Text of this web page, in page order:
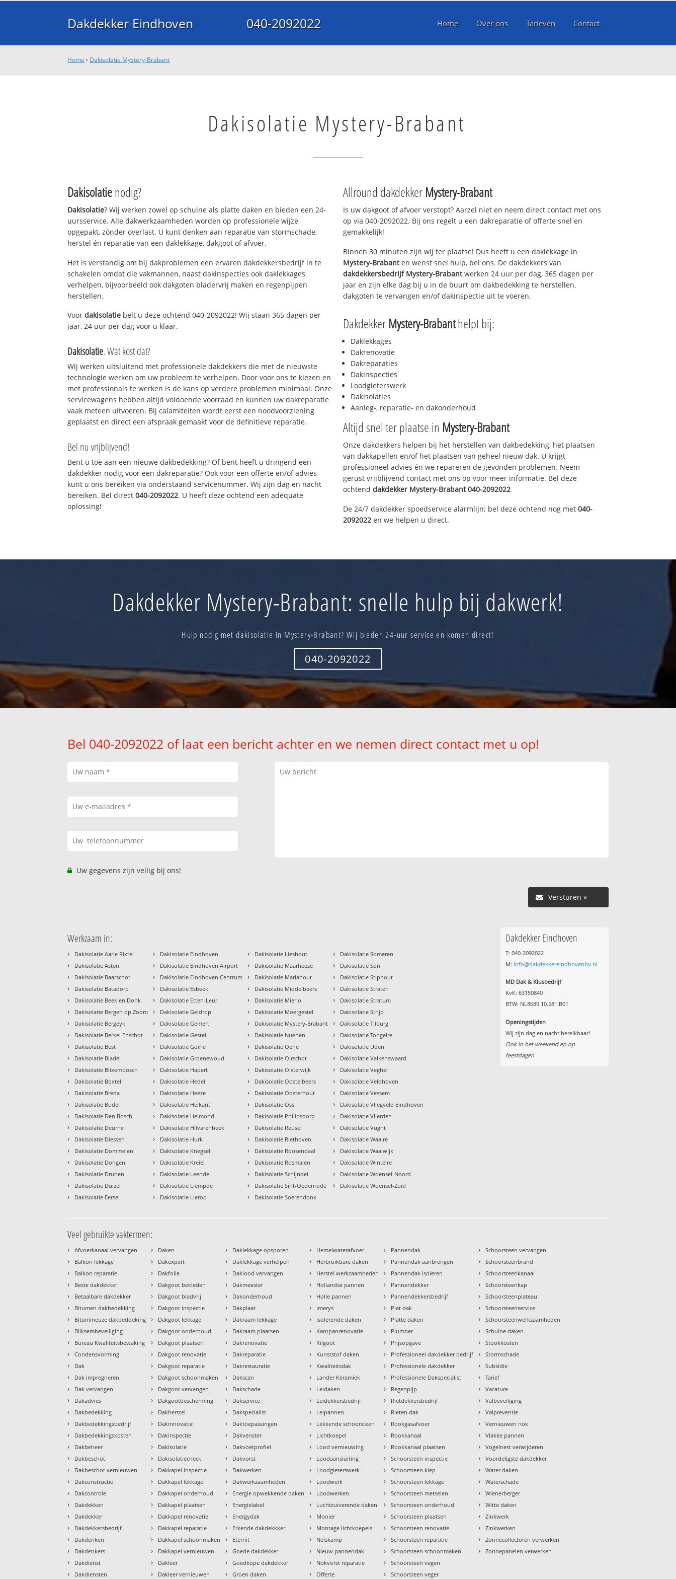
Dakdekker Eindhoven 040-2092022 Home Over ons Tarieven Contact
Home › Dakisolatie Mystery-Brabant
Dakisolatie Mystery-Brabant
Dakisolatienodig?
Dakisolatie? Wij werken zowel op schuine als platte daken en bieden een 24-
uursservice. Alle dakwerkzaamheden worden op professionele wijze
opgepakt, zónder overlast. U kunt denken aan reparatie van stormschade,
herstel én reparatie van een daklekkage, dakgoot of afvoer.
Het is verstandig om bij dakproblemen een ervaren dakdekkersbedrijf in te
schakelen omdat die vakmannen, naast dakinspecties ook daklekkages
verhelpen, bijvoorbeeld ook dakgoten bladervrij maken en regenpijpen
herstellen.
Voordakisolatie belt u deze ochtend 040-2092022! Wij staan 365 dagen per
jaar, 24 uur per dag voor u klaar.
Dakisolatie. Wat kost dat?
Wij werken uitsluitend met professionele dakdekkers die met de nieuwste
technologie werken om uw probleem te verhelpen. Door voor ons te kiezen en
met professionals te werken is de kans op verdere problemen minimaal. Onze
servicewagens hebben altijd voldoende voorraad en kunnen uw dakreparatie
vaak meteen uitvoeren. Bij calamiteiten wordt eerst een noodvoorziening
geplaatst en direct een afspraak gemaakt voor de definitieve reparatie.
Bel nu vrijblijvend!
Bent u toe aan een nieuwe dakbedekking? Of bent heeft u dringend een
dakdekker nodig voor een dakreparatie? Ook voor een offerte en/of advies
kunt u ons bereiken via onderstaand servicenummer. Wij zijn dag en nacht
bereiken. Bel direct040-2092022. U heeft deze ochtend een adequate
oplossing!
Allround dakdekker Mystery-Brabant
Is uw dakgoot of afvoer verstopt? Aarzel niet en neem direct contact met ons
op via 040-2092022. Bij ons regelt u een dakreparatie of offerte snel en
gemakkelijk!
Binnen 30 minuten zijn wij ter plaatse! Dus heeft u een daklekkage in
Mystery-Brabanten wenst snel hulp, bel ons. De dakdekkers van
dakdekkersbedrijf Mystery-Brabant werken 24 uur per dag, 365 dagen per
jaar en zijn elke dag bij u in de buurt om dakbedekking te herstellen,
dakgoten te vervangen en/of dakinspectie uit te voeren.
Dakdekker Mystery-Brabanthelpt bij:
Daklekkages
Dakrenovatie
Dakreparaties
Dakinspecties
Loodgieterswerk
Dakisolaties
Aanleg-, reparatie- en dakonderhoud
Altijd snel ter plaatse in Mystery-Brabant
Onze dakdekkers helpen bij het herstellen van dakbedekking, het plaatsen
van dakkapellen en/of het plaatsen van geheel nieuw dak. U krijgt
professioneel advies én we repareren de gevonden problemen. Neem
gerust vrijblijvend contact met ons op voor meer informatie. Bel deze
ochtend dakdekker Mystery-Brabant040-2092022
De 24/7 dakdekker spoedservice alarmlijn; bel deze ochtend nog met 040-
2092022 en we helpen u direct.
Dakdekker Mystery-Brabant: snelle hulp bij dakwerk!
Hulp nodig met dakisolatie in Mystery-Brabant? Wij bieden 24-uur service en komen direct!
040-2092022
Bel 040-2092022 of laat een bericht achter en we nemen direct contact met u op!
Uw gegevens zijn veilig bij ons!
Versturen »
Werkzaam in:
› Dakisolatie Aarle Rixtel
› Dakisolatie Asten
› Dakisolatie Baarschot
› Dakisolatie Batadorp
› Dakisolatie Beek en Donk
› Dakisolatie Bergen op Zoom
› Dakisolatie Bergeyk
› Dakisolatie Berkel Enschot
› Dakisolatie Best
› Dakisolatie Bladel
› Dakisolatie Blixembosch
› Dakisolatie Boxtel
› Dakisolatie Breda
› Dakisolatie Budel
› Dakisolatie Den Bosch
› Dakisolatie Deurne
› Dakisolatie Diessen
› Dakisolatie Dommelen
› Dakisolatie Dongen
› Dakisolatie Drunen
› Dakisolatie Duizel
› Dakisolatie Eersel
› Dakisolatie Eindhoven
› Dakisolatie Eindhoven Airport
› Dakisolatie Eindhoven Centrum
› Dakisolatie Esbeek
› Dakisolatie Etten-Leur
› Dakisolatie Geldrop
› Dakisolatie Gemert
› Dakisolatie Gestel
› Dakisolatie Goirle
› Dakisolatie Groenewoud
› Dakisolatie Hapert
› Dakisolatie Hedel
› Dakisolatie Heeze
› Dakisolatie Heikant
› Dakisolatie Helmond
› Dakisolatie Hilvarenbeek
› Dakisolatie Hurk
› Dakisolatie Knegsel
› Dakisolatie Kreiel
› Dakisolatie Leende
› Dakisolatie Liempde
› Dakisolatie Lierop
› Dakisolatie Lieshout
› Dakisolatie Maarheeze
› Dakisolatie Mariahout
› Dakisolatie Middelbeers
› Dakisolatie Mierlo
› Dakisolatie Moergestel
› Dakisolatie Mystery-Brabant
› Dakisolatie Nuenen
› Dakisolatie Oerle
› Dakisolatie Oirschot
› Dakisolatie Oisterwijk
› Dakisolatie Oostelbeers
› Dakisolatie Oosterhout
› Dakisolatie Oss
› Dakisolatie Philipsdorp
› Dakisolatie Reusel
› Dakisolatie Riethoven
› Dakisolatie Roosendaal
› Dakisolatie Rosmalen
› Dakisolatie Schijndel
› Dakisolatie Sint-Oedenrode
› Dakisolatie Soerendonk
› Dakisolatie Someren
› Dakisolatie Son
› Dakisolatie Stiphout
› Dakisolatie Straten
› Dakisolatie Stratum
› Dakisolatie Strijp
› Dakisolatie Tilburg
› Dakisolatie Tongelre
› Dakisolatie Uden
› Dakisolatie Valkenswaard
› Dakisolatie Veghel
› Dakisolatie Veldhoven
› Dakisolatie Vessem
› Dakisolatie Vliegveld Eindhoven
› Dakisolatie Vlierden
› Dakisolatie Vught
› Dakisolatie Waalre
› Dakisolatie Waalwijk
› Dakisolatie Wintelre
› Dakisolatie Woensel-Noord
› Dakisolatie Woensel-Zuid
Dakdekker Eindhoven
T: 040-2092022
M: info@dakdekkereindhovenbv.nl
MD Dak & Klusbedrijf
KvK: 63150840
BTW: NL8689.10.581.B01
Openingstijden
Wij zijn dag en nacht bereikbaar!
Ook in het weekend en op
feestdagen
Veel gebruikte vaktermen:
› Afvoerkanaal vervangen
› Balkon lekkage
› Balkon reparatie
› Beste dakdekker
› Betaalbare dakdekker
› Bitumen dakbedekking
› Bitumineuze dakbeddeking
› Bliksembeveiliging
› Bureau Kwaliteitsbewaking
› Condensvorming
› Dak
› Dak impregneren
› Dak vervangen
› Dakadvies
› Dakbedekking
› Dakbedekkingsbedrijf
› Dakbedekkingskosten
› Dakbeheer
› Dakbeschot
› Dakbeschot vernieuwen
› Dakconstructie
› Dakcontrole
› Dakdekken
› Dakdekker
› Dakdekkersbedrijf
› Dakdenken
› Dakdenkers
› Dakdienst
› Dakdiensten
› Daken
› Dakexpert
› Dakfolie
› Dakgoot bekleden
› Dakgoot bladvrij
› Dakgoot inspectie
› Dakgoot lekkage
› Dakgoot onderhoud
› Dakgoot plaatsen
› Dakgoot renovatie
› Dakgoot reparatie
› Dakgoot schoonmaken
› Dakgoot vervangen
› Dakgootbescherming
› Dakherstel
› Dakinnovatie
› Dakinspectie
› Dakisolatie
› Dakisolatiecheck
› Dakkapel inspectie
› Dakkapel lekkage
› Dakkapel onderhoud
› Dakkapel plaatsen
› Dakkapel renovatie
› Dakkapel reparatie
› Dakkapel schoonmaken
› Dakkapel vernieuwen
› Dakleer
› Dakleer vernieuwen
› Daklekkage opsporen
› Daklekkage verhelpen
› Daklood vervangen
› Dakmeester
› Dakonderhoud
› Dakplaat
› Dakraam lekkage
› Dakraam plaatsen
› Dakrenovatie
› Dakreparatie
› Dakrestauratie
› Dakscan
› Dakschade
› Dakservice
› Dakspecialist
› Daktoepassingen
› Dakvenster
› Dakvoetprofiel
› Dakvorst
› Dakwerken
› Dakwerkzaamheden
› Energie opwekkende daken
› Energielabel
› Energydak
› Erkende dakdekkker
› Eternit
› Goede dakdekker
› Goedkope dakdekker
› Groen daken
› Hemelwaterafvoer
› Herbruikbare daken
› Herstel werkzaamheden
› Hollandse pannen
› Holle pannen
› Imerys
› Isolerende daken
› Kantpanrenovatie
› Kilgoot
› Kunststof daken
› Kwaliteitsdak
› Lander Keramiek
› Leidaken
› Leidekkersbedrijf
› Leipannen
› Lekkende schoorsteen
› Lichtkoepel
› Lood vernieuwing
› Loodaansluiting
› Loodgieterswerk
› Loodwerk
› Loodwerken
› Luchtzuiverende daken
› Monier
› Montage lichtkoepels
› Nelskamp
› Nieuw pannendak
› Nokvorst reparatie
› Offerte
› Pannendak
› Pannendak aanbrengen
› Pannendak isoleren
› Pannendekker
› Pannendekkersbedrijf
› Plat dak
› Platte daken
› Plumber
› Prijsopgave
› Professioneel dakdekker bedrijf
› Professionele dakdekker
› Professionele Dakspecialist
› Regenpijp
› Rietdekkersbedrijf
› Rieten dak
› Rookgasafvoer
› Rookkanaal
› Rookkanaal plaatsen
› Schoorsteen inspectie
› Schoorsteen klep
› Schoorsteen lekkage
› Schoorsteen metselen
› Schoorsteen onderhoud
› Schoorsteen plaatsen
› Schoorsteen renovatie
› Schoorsteen reparatie
› Schoorsteen schoonmaken
› Schoorsteen vegen
› Schoorsteen veger
› Schoorsteen vervangen
› Schoorsteenbrand
› Schoorsteenkanaal
› Schoorsteenkap
› Schoorsteenplateau
› Schoorsteenservice
› Schoorsteenwerkzaamheden
› Schuine daken
› Stookkosten
› Stormschade
› Subsidie
› Tarief
› Vacature
› Valbeveiliging
› Valpreventie
› Vernieuwen nok
› Vlakke pannen
› Vogelnest verwijderen
› Voordeligste dakdekker
› Water daken
› Waterschade
› Wienerberger
› Witte daken
› Zinkwerk
› Zinkwerken
› Zonnecollectoren verwerken
› Zonnepanelen verwerken